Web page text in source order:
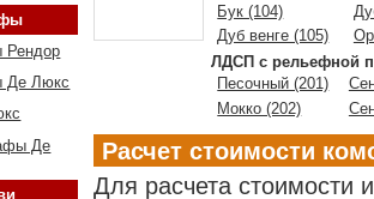
Бук (104)
Дуб венге (105)
ЛДСП с рельефной
Песочный (201)
Мокко (202)
Расчет стоимости
Для расчета стоимости
Рендор
Де Люкс
Де